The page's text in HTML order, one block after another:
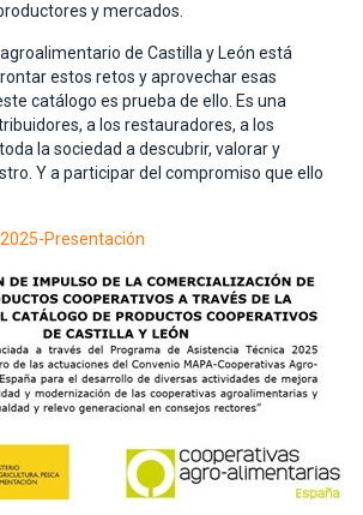
y mercados.
de Castilla y León está
estos retos y aprovechar esas
catálogo es prueba de ello. Es una
a los restauradores, a los
la sociedad a descubrir, valorar y
Y a participar del compromiso que ello
Presentación